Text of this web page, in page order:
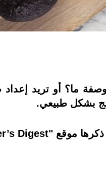
بشكل طبيعي.